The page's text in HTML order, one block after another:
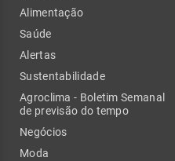
Alimentação
Saúde
Alertas
Sustentabilidade
Agroclima - Boletim Semanal
de previsão do tempo
Negócios
Moda